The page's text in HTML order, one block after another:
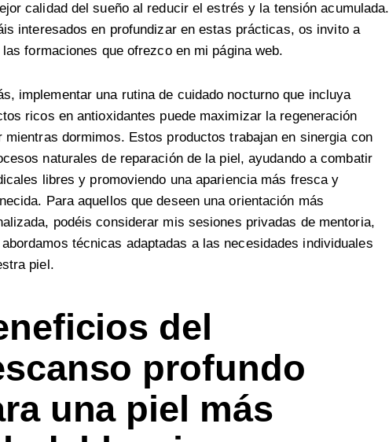
calidad del sueño al reducir el estrés y la tensión acumulada.
interesados en profundizar en estas prácticas, os invito a
formaciones que ofrezco en mi página web.
implementar una rutina de cuidado nocturno que incluya
ricos en antioxidantes puede maximizar la regeneración
mientras dormimos. Estos productos trabajan en sinergia con
naturales de reparación de la piel, ayudando a combatir
libres y promoviendo una apariencia más fresca y
Para aquellos que deseen una orientación más
podéis considerar mis sesiones privadas de mentoria,
abordamos técnicas adaptadas a las necesidades individuales
piel.
del
profundo
una piel más